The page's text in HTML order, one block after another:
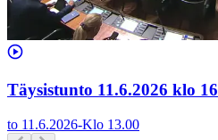
Täysistunto 11.6.2026 klo 16
to 11.6.2026-Klo 13.00